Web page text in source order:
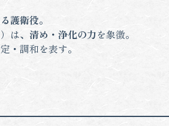
護衛役。
は、 清め・浄化の力を象徴。
・調和を表す。